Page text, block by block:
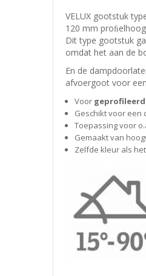
VELUX gootstuk
120 mm
Dit type gootstuk
omdat het aan de
En de
afvoergoot voor
Voor
Geschikt voor een
Toepassing voor
Gemaakt van
Zelfde kleur als